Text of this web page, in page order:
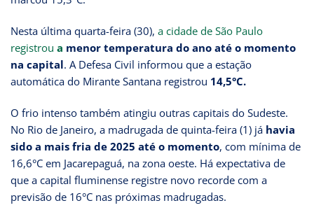
Nesta última quarta-feira (30), a cidade de São Paulo
registrou a menor temperatura do ano até o momento
na capital. A Defesa Civil informou que a estação
automática do Mirante Santana registrou 14,5°C.
O frio intenso também atingiu outras capitais do Sudeste.
No Rio de Janeiro, a madrugada de quinta-feira (1) já havia
sido a mais fria de 2025 até o momento, com mínima de
16,6°C em Jacarepaguá, na zona oeste. Há expectativa de
que a capital fluminense registre novo recorde com a
previsão de 16°C nas próximas madrugadas.